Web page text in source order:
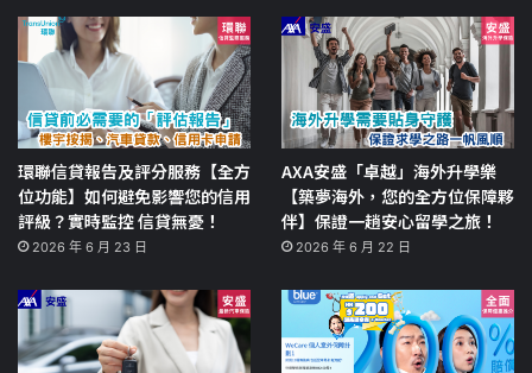
環聯信貸報告及評分服務【全方
位功能】如何避免影響您的信用
評級？實時監控 信貸無憂！
2026 年 6 月 23 日
AXA安盛「卓越」海外升學樂
【築夢海外，您的全方位保障夥
伴】保證一趟安心留學之旅！
2026 年 6 月 22 日